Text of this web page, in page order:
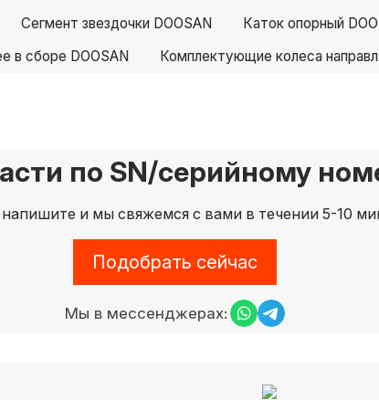
Сегмент звездочки DOOSAN Каток опорный
в сборе DOOSAN Комплектующие колеса
по SN/серийному
и мы свяжемся с вами в течении 5-10
Подобрать сейчас
Мы в мессенджерах: